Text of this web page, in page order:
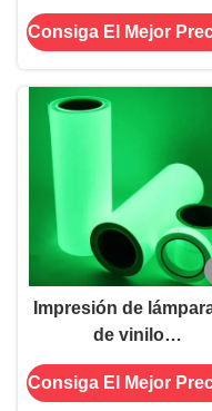
que brilla en la
oscuridad para
Consiga El Mejor
Impresión de
de vinilo
fotoluminiscente
Consiga El Mejor